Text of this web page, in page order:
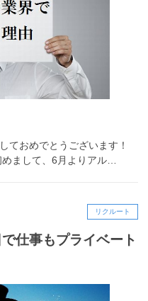
ておめでとうございます！
まして、6月よりアル…
リクルート
仕事もプライベート